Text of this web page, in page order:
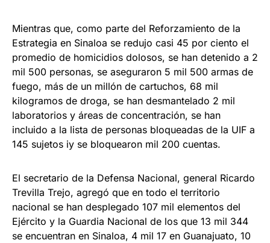
Mientras que, como parte del Reforzamiento de la
Estrategia en Sinaloa se redujo casi 45 por ciento el
promedio de homicidios dolosos, se han detenido a 2
mil 500 personas, se aseguraron 5 mil 500 armas de
fuego, más de un millón de cartuchos, 68 mil
kilogramos de droga, se han desmantelado 2 mil
laboratorios y áreas de concentración, se han
incluido a la lista de personas bloqueadas de la UIF a
145 sujetos iy se bloquearon mil 200 cuentas.
El secretario de la Defensa Nacional, general Ricardo
Trevilla Trejo, agregó que en todo el territorio
nacional se han desplegado 107 mil elementos del
Ejército y la Guardia Nacional de los que 13 mil 344
se encuentran en Sinaloa, 4 mil 17 en Guanajuato, 10